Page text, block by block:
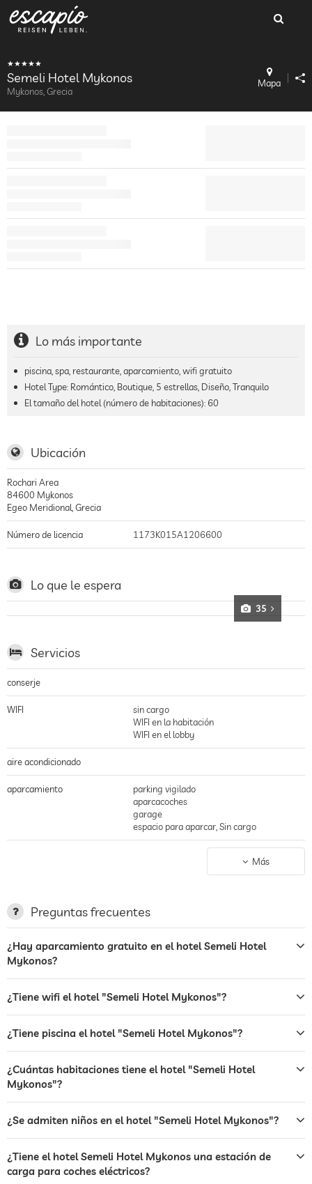
Semeli Hotel Mykonos
Mykonos, Grecia
Mapa
Lo más importante
piscina, spa, restaurante, aparcamiento, wifi gratuito
Hotel Type: Romántico, Boutique, 5 estrellas, Diseño, Tranquilo
El tamaño del hotel (número de habitaciones): 60
Ubicación
Rochari Area
84600 Mykonos
Egeo Meridional Grecia
Número de licencia 1173K015A1206600
Lo que le espera
35
Servicios
conserje
WIFI
sin cargo
WIFI en la habitación
WIFI en el lobby
aire acondicionado
aparcamiento
parking vigilado
aparcacoches
garage
espacio para aparcar, Sin cargo
servicio de lavandería
jardin/zona exterior
bar
restaurante
servicio de habitaciones
transporte al aeropuerto
transporte a las principales
atracciones
cargos adicionales
Más
Preguntas frecuentes
¿Hay aparcamiento gratuito en el hotel Semeli Hotel
Mykonos?
¿Tiene wifi el hotel "Semeli Hotel Mykonos"?
¿Tiene piscina el hotel "Semeli Hotel Mykonos"?
¿Cuántas habitaciones tiene el hotel "Semeli Hotel
Mykonos"?
¿Se admiten niños en el hotel "Semeli Hotel Mykonos"?
¿Tiene el hotel Semeli Hotel Mykonos una estación de
carga para coches eléctricos?